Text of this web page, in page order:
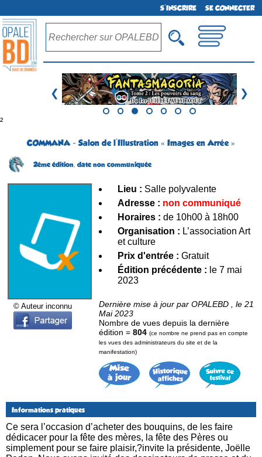
S'INSCRIRE SE CONNECTER
❮ ❯
²
COMMANA - Salon de l'Illustration « Images en Arrée »
2ème édition, date non communiquée
© Auteur inconnu
Lieu : Salle polyvalente
Adresse : non communiqué
Horaires : de 10h00 à 18h00
Organisation : L’association Art
et culture
Prix d'entrée : Gratuit
Édition précédente : le 7 mai
2023
Dernière mise à jour par OPALEBD , le 21
Mai 2023
Nombre de vues depuis la dernière
édition = 804 (ce nombre ne prend pas en compte
les vues des administrateurs du site et de la
manifestation)
Informations pratiques
Ce sera l’occasion d’acheter des bouquins, de les faire
dédicacer pour la fête des mères, la fête des Pères ou
simplement pour se faire plaisir,?invite la présidente, Joëlle